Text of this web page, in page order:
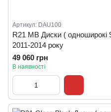
Артикул: DAU100
R21 MB Диски ( одноширокі
2011-2014 року
49 060 грн
В наявності